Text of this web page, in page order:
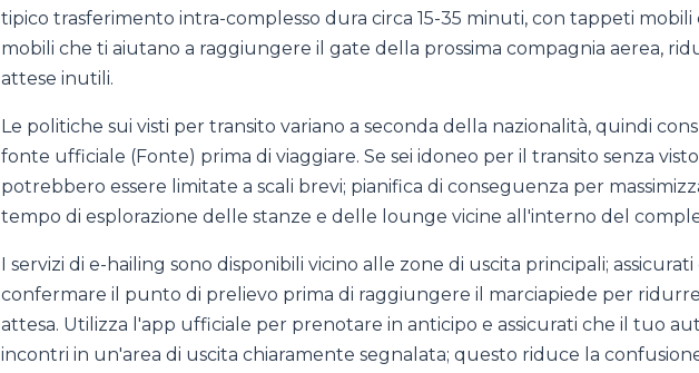
tipico trasferimento intra-complesso dura circa 15-35 minuti, con tappeti mobili
mobili che ti aiutano a raggiungere il gate della prossima compagnia aerea,
attese inutili.
Le politiche sui visti per transito variano a seconda della nazionalità, quindi
fonte ufficiale (Fonte) prima di viaggiare. Se sei idoneo per il transito senza
potrebbero essere limitate a scali brevi; pianifica di conseguenza per
tempo di esplorazione delle stanze e delle lounge vicine all'interno del
I servizi di e-hailing sono disponibili vicino alle zone di uscita principali; assicurati
confermare il punto di prelievo prima di raggiungere il marciapiede per
attesa. Utilizza l'app ufficiale per prenotare in anticipo e assicurati che il tuo
incontri in un'area di uscita chiaramente segnalata; questo riduce la